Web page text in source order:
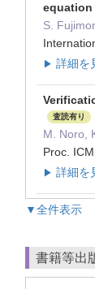
equation
S.
▶ 詳細を
査読有り
M. Noro,
Proc.
▶ 詳細を
▼全件表示
書籍等出